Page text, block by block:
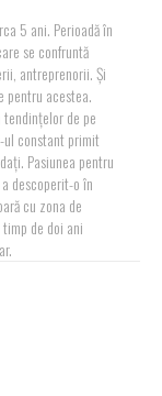
5 ani. Perioadă în
se confruntă
antreprenorii. Și
acestea.
de pe
constant primit
Pasiunea pentru
descoperit-o în
cu zona de
de doi ani